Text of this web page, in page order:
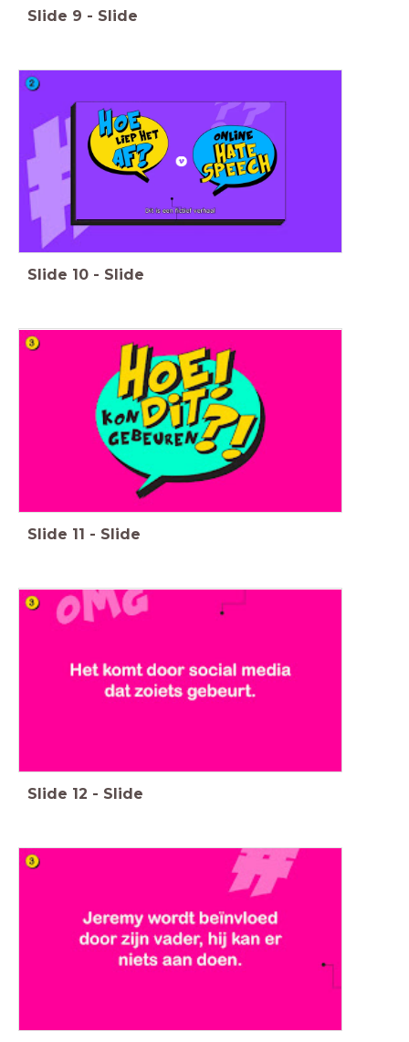
Slide 9 - Slide
Slide 10 - Slide
Slide 11 - Slide
Slide 12 - Slide